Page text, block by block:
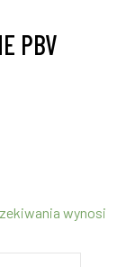
PBV
wynosi